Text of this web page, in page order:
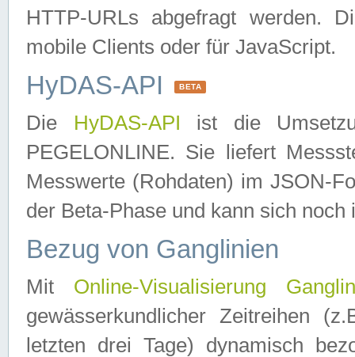
HTTP-URLs abgefragt werden.
mobile Clients oder für JavaScript.
HyDAS-API BETA
Die HyDAS-API ist die
PEGELONLINE. Sie liefert
Messwerte (Rohdaten) im JSON-
der Beta-Phase und kann sich noch
Bezug von Ganglinien
Mit Online-Visualisierung
gewässerkundlicher Zeitreihen
letzten drei Tage) dynamisch